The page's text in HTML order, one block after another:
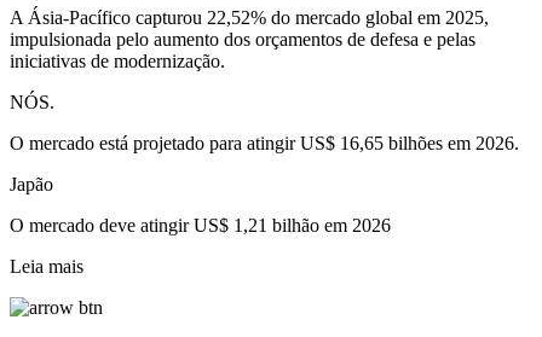
A Ásia-Pacífico capturou 22,52% do mercado global em 2025,
impulsionada pelo aumento dos orçamentos de defesa e pelas
iniciativas de modernização.
NÓS.
O mercado está projetado para atingir US$ 16,65 bilhões em 2026.
Japão
O mercado deve atingir US$ 1,21 bilhão em 2026
Leia mais